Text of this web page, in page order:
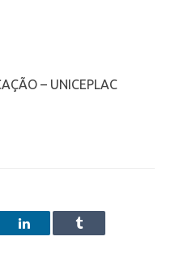
– UNICEPLAC
LinkedIn Tumblr